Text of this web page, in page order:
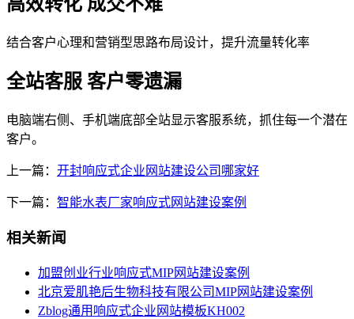
结合客户心理和营销型思路布局设计，提升流量转化率
全站客服 客户零遗漏
电脑端右侧、手机端底部全站显示客服系统，抓住每一个潜在
客户。
上一篇： 开封响应式企业网站建设公司哪家好
下一篇： 智能水表厂家响应式网站建设案例
相关新闻
加盟创业行业响应式MIP网站建设案例
北京爱肌艳后生物科技有限公司MIP网站建设案例
Zblog通用响应式企业网站模板KH002